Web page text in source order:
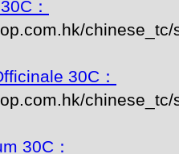
：
chinese_tc/
30C：
chinese_tc/
30C：